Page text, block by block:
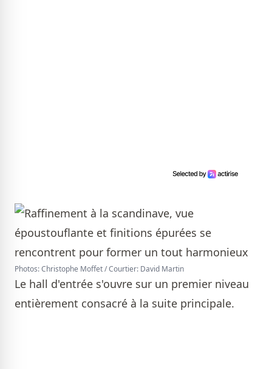
Photos: Christophe Moffet / Courtier: David Martin
Le hall d'entrée s'ouvre sur un premier niveau
entièrement consacré à la suite principale.